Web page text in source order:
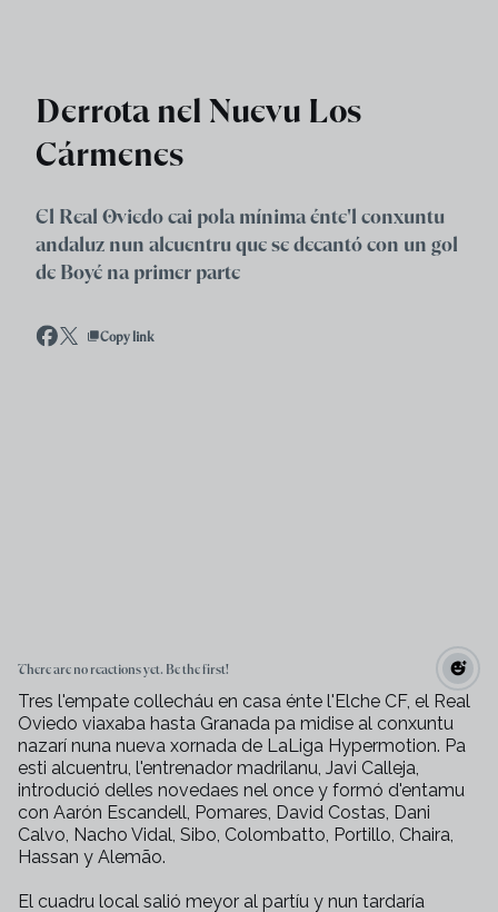
Derrota nel Nuevu Los
Cármenes
El Real Oviedo cai pola mínima énte'l conxuntu
andaluz nun alcuentru que se decantó con un gol
de Boyé na primer parte
Copy link
There are no reactions yet. Be the first!
Tres l'empate collecháu en casa énte l'Elche CF, el Real
Oviedo viaxaba hasta Granada pa midise al conxuntu
nazarí nuna nueva xornada de LaLiga Hypermotion. Pa
esti alcuentru, l'entrenador madrilanu, Javi Calleja,
introdució delles novedaes nel once y formó d'entamu
con Aarón Escandell, Pomares, David Costas, Dani
Calvo, Nacho Vidal, Sibo, Colombatto, Portillo, Chaira,
Hassan y Alemão.
El cuadru local salió meyor al partíu y nun tardaría